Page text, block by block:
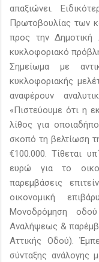
απαξιώνει.
Πρωτοβουλίας των
προς την Δημοτική
κυκλοφοριακό
Σημείωμα με
κυκλοφοριακής
αναφέρουν
«Πιστεύουμε ότι η
λίθος για
σκοπό τη βελτίωση
€100.000. Τίθεται
ευρώ για το
παρεμβάσεις
οικονομική
Μονοδρόμηση οδού
Αναλήψεως &
Αττικής Οδού).
σύνταξης ανάλογης